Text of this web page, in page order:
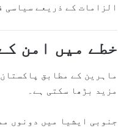
الزامات کے ذریعے سیاسی
خطے میں امن
ماہرین کے مطابق
مزید بڑھا سکتی ہے۔
جنوبی ایشیا میں دونوں